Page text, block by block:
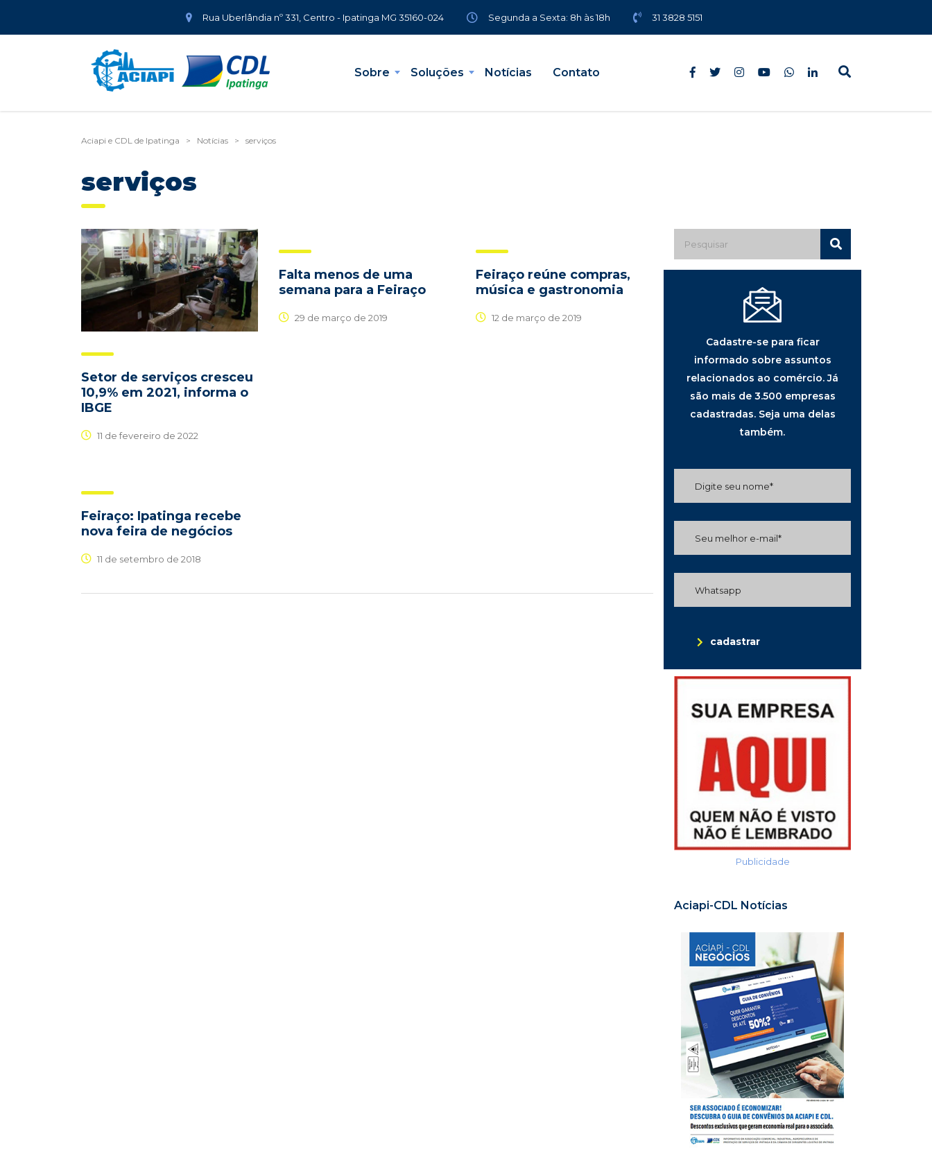
Rua Uberlândia nº 331, Centro - Ipatinga MG 35160-024 Segunda a Sexta: 8h às 18h 31 3828 5151
Sobre Soluções Notícias Contato
Aciapi e CDL de Ipatinga > Notícias > serviços
serviços
Setor de serviços cresceu
10,9% em 2021, informa o
IBGE
11 de fevereiro de 2022
Falta menos de uma
semana para a Feiraço
29 de março de 2019
Feiraço reúne compras,
música e gastronomia
12 de março de 2019
Feiraço: Ipatinga recebe
nova feira de negócios
11 de setembro de 2018
Cadastre-se para ficar
informado sobre assuntos
relacionados ao comércio. Já
são mais de 3.500 empresas
cadastradas. Seja uma delas
também.
cadastrar
Publicidade
Aciapi-CDL Notícias